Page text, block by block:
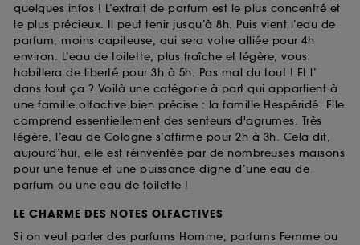
quelques infos ! L’extrait de parfum est le plus concentré et
le plus précieux. Il peut tenir jusqu’à 8h. Puis vient l’eau de
parfum, moins capiteuse, qui sera votre alliée pour 4h
environ. L’eau de toilette, plus fraîche et légère, vous
habillera de liberté pour 3h à 5h. Pas mal du tout ! Et l’
dans tout ça ? Voilà une catégorie à part qui appartient à
une famille olfactive bien précise : la famille Hespéridé. Elle
comprend essentiellement des senteurs d'agrumes. Très
légère, l’eau de Cologne s’affirme pour 2h à 3h. Cela dit,
aujourd’hui, elle est réinventée par de nombreuses maisons
pour une tenue et une puissance digne d’une eau de
parfum ou une eau de toilette !
LE CHARME DES NOTES OLFACTIVES
Si on veut parler des parfums Homme, parfums Femme ou